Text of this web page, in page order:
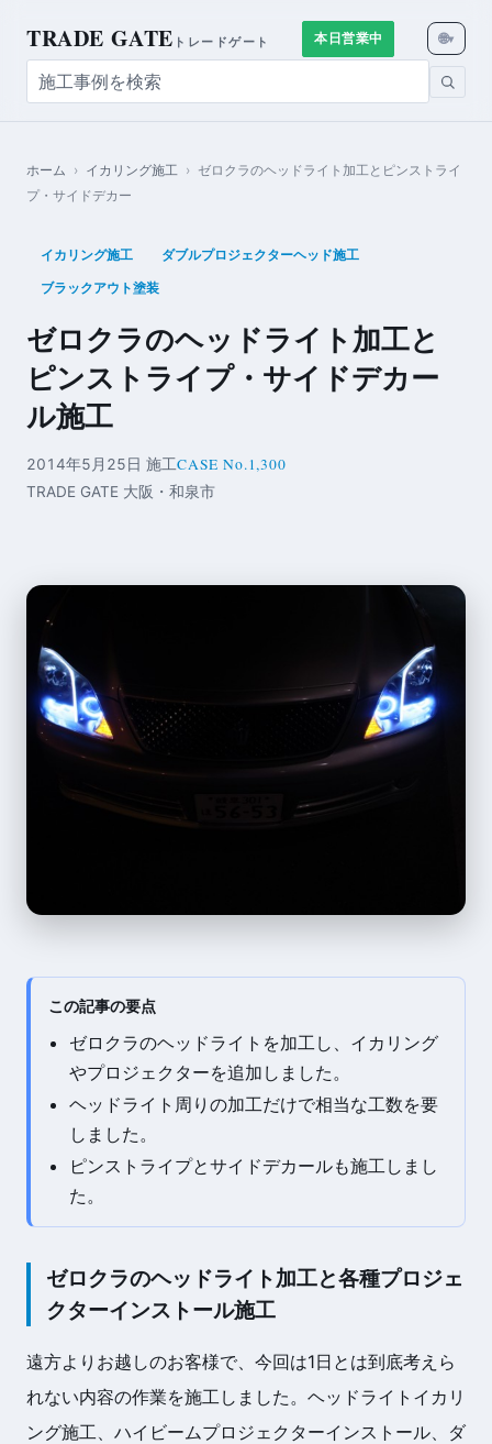
TRADE GATE トレードゲート 本日営業中 🌐▾
ホーム › イカリング施工 › ゼロクラのヘッドライト加工とピンストライ
プ・サイドデカー
イカリング施工 ダブルプロジェクターヘッド施工
ブラックアウト塗装
ゼロクラのヘッドライト加工と
ピンストライプ・サイドデカー
ル施工
2014年5月25日 施工CASE No.1,300
TRADE GATE 大阪・和泉市
この記事の要点
ゼロクラのヘッドライトを加工し、イカリング
やプロジェクターを追加しました。
ヘッドライト周りの加工だけで相当な工数を要
しました。
ピンストライプとサイドデカールも施工しまし
た。
ゼロクラのヘッドライト加工と各種プロジェ
クターインストール施工
遠方よりお越しのお客様で、今回は1日とは到底考えら
れない内容の作業を施工しました。ヘッドライトイカリ
ング施工、ハイビームプロジェクターインストール、ダ